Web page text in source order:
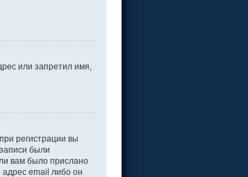
или запретил имя,
регистрации вы
были
вам было прислано
email либо он